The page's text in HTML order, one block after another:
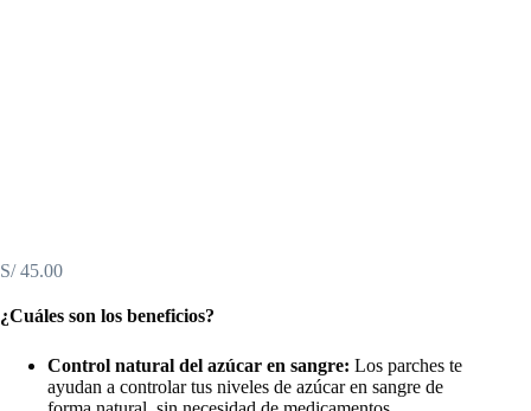
S/45.00
¿Cuáles son los beneficios?
Control natural del azúcar en sangre: Los parches te
ayudan a controlar tus niveles de azúcar en sangre de